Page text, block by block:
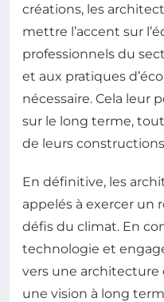
créations, les
mettre l’accent sur
professionnels du
et aux pratiques
nécessaire. Cela leur
sur le long terme,
de leurs
En définitive, les
appelés à exercer un
défis du climat. En
technologie et
vers une architecture
une vision à long